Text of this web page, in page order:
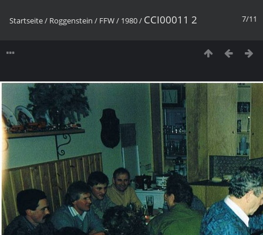
7/11
Startseite/ Roggenstein / FFW/ 1980/ CCI00011 2